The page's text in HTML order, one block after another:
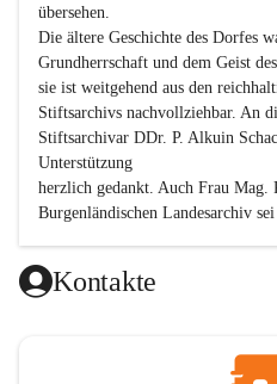
übersehen.
Die ältere Geschichte des Dorfes
Grundherrschaft und dem Geist
sie ist weitgehend aus den
Stiftsarchivs nachvollziehbar. An
Stiftsarchivar DDr. P. Alkuin
Unterstützung
herzlich gedankt. Auch Frau Mag.
Burgenländischen Landesarchiv
Dank gilt den Textautoren dieser
Redaktionsteam, für die gute
gedankt werden, die durch ihre
Kontakte